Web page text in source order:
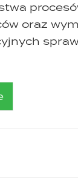
oraz